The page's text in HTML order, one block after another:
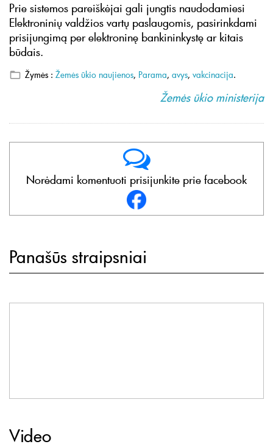
Prie sistemos pareiškėjai gali jungtis naudodamiesi
Elektroninių valdžios vartų paslaugomis, pasirinkdami
prisijungimą per elektroninę bankininkystę ar kitais
būdais.
Žymės : Žemės ūkio naujienos, Parama, avys, vakcinacija.
Žemės ūkio ministerija
Norėdami komentuoti prisijunkite prie facebook
Panašūs straipsniai
Video